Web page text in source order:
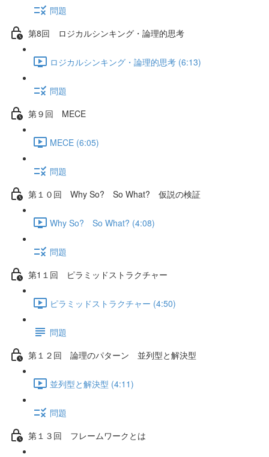
問題
第8回 ロジカルシンキング・論理的思考
ロジカルシンキング・論理的思考 (6:13)
問題
第９回 MECE
MECE (6:05)
問題
第１０回 Why So? So What? 仮説の検証
Why So? So What? (4:08)
問題
第1１回 ピラミッドストラクチャー
ピラミッドストラクチャー (4:50)
問題
第１２回 論理のパターン 並列型と解決型
並列型と解決型 (4:11)
問題
第１３回 フレームワークとは